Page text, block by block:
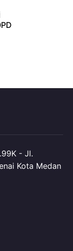
- Jl.
Kota Medan